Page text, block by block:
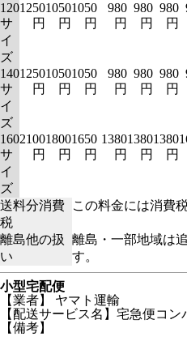
120
サ
イ
ズ
1250
円
1050
円
1050
円
980
円
980
円
980
円
140
サ
イ
ズ
1250
円
1050
円
1050
円
980
円
980
円
980
円
160
サ
イ
ズ
2100
円
1800
円
1650
円
1380
円
1380
円
1380
円
送料分消費
税
この料金には消費
離島他の扱
い
離島・一部地域は
す。
小型宅配便
【業者】 ヤマト運輸
【配送サービス名】宅急便コン
【備考】